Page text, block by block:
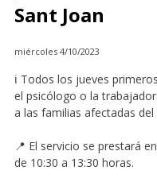
Sant Joan
miércoles 4/10/2023
ℹ️ Todos los jueves
el psicólogo o la
a las familias afectadas del
📍 El servicio se prestará
de 10:30 a 13:30 horas.